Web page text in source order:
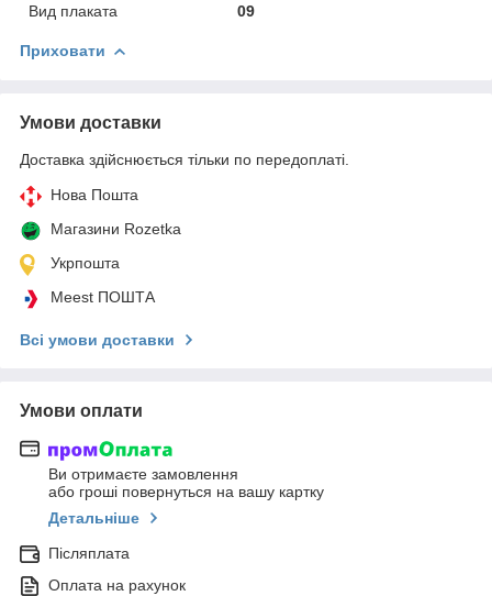
Вид плаката
09
Приховати
Умови доставки
Доставка здійснюється тільки по передоплаті.
Нова Пошта
Магазини Rozetka
Укрпошта
Meest ПОШТА
Всі умови доставки
Умови оплати
Ви отримаєте замовлення
або гроші повернуться на вашу картку
Детальніше
Післяплата
Оплата на рахунок